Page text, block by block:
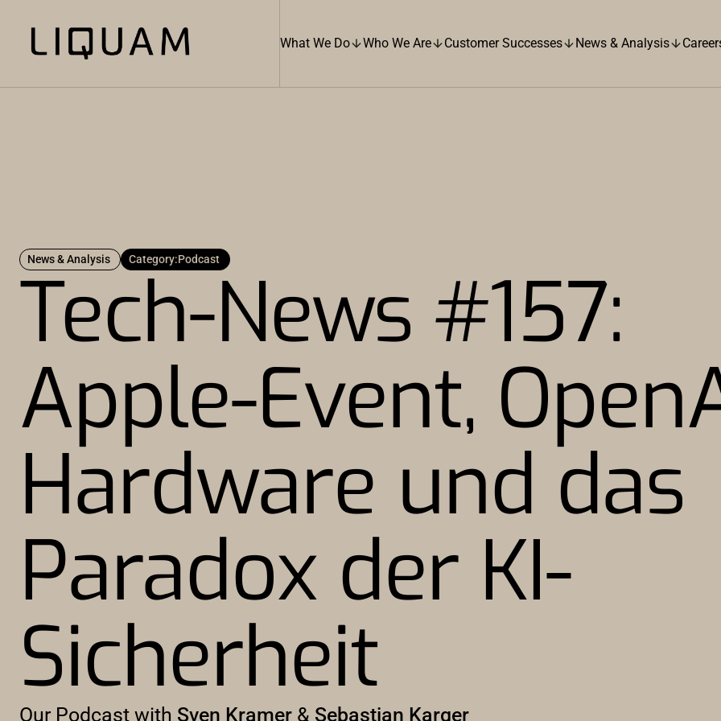
What We Do Who We Are Customer Successes News & Analysis
News & Analysis Category:Podcast
Tech-News #157:
Apple-Event,
Hardware und das
Paradox der KI-
Sicherheit
Our Podcast with Sven Kramer & Sebastian Karger